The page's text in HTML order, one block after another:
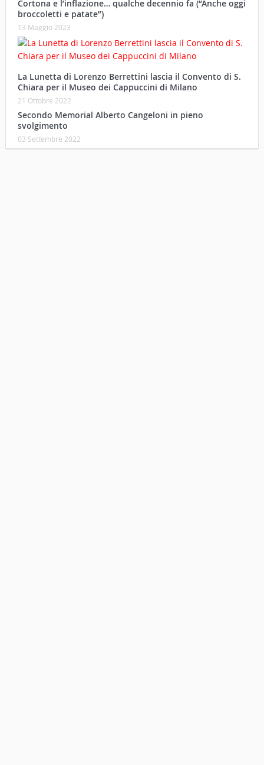
Cortona e l’inflazione… qualche decennio fa (“Anche oggi
broccoletti e patate”)
13 Maggio 2023
La Lunetta di Lorenzo Berrettini lascia il Convento di S.
Chiara per il Museo dei Cappuccini di Milano
21 Ottobre 2022
Secondo Memorial Alberto Cangeloni in pieno
svolgimento
03 Settembre 2022